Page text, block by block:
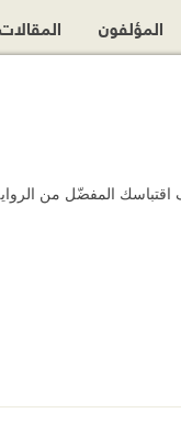
المؤلفون المقالات